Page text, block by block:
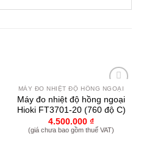
thích
MÁY ĐO NHIỆT ĐỘ HỒNG NGOẠI
Máy đo nhiệt độ hồng ngoại
Hioki FT3701-20 (760 độ C)
4.500.000 ₫
(giá chưa bao gồm thuế VAT)